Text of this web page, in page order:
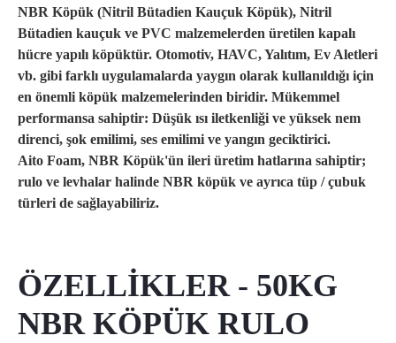
NBR Köpük (Nitril Bütadien Kauçuk Köpük), Nitril
Bütadien kauçuk ve PVC malzemelerden üretilen kapalı
hücre yapılı köpüktür. Otomotiv, HAVC, Yalıtım, Ev Aletleri
vb. gibi farklı uygulamalarda yaygın olarak kullanıldığı için
en önemli köpük malzemelerinden biridir. Mükemmel
performansa sahiptir: Düşük ısı iletkenliği ve yüksek nem
direnci, şok emilimi, ses emilimi ve yangın geciktirici.
Aito Foam, NBR Köpük'ün ileri üretim hatlarına sahiptir;
rulo ve levhalar halinde NBR köpük ve ayrıca tüp / çubuk
türleri de sağlayabiliriz.
ÖZELLİKLER - 50KG
NBR KÖPÜK RULO